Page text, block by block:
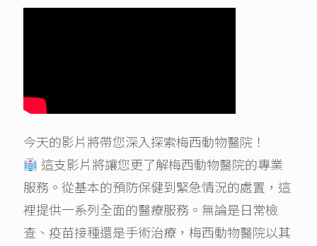
今天的影片將帶您深入探索梅西動物醫院！
這支影片將讓您更了解梅西動物醫院的專業
服務。從基本的預防保健到緊急情況的處置，這
裡提供一系列全面的醫療服務。無論是日常檢
查、疫苗接種還是手術治療，梅西動物醫院以其